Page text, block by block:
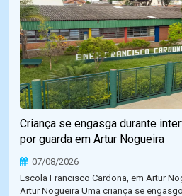
Criança se engasga durante
por guarda em Artur Nogueira
07/08/2026
Escola Francisco Cardona, em Artur
Artur Nogueira Uma criança se